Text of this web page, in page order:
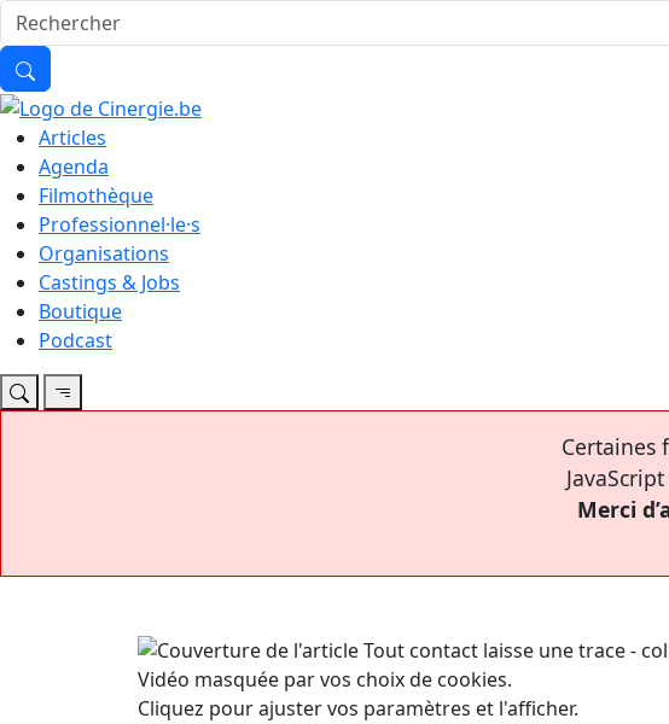
Articles
Agenda
Filmothèque
Professionnel·le·s
Organisations
Castings & Jobs
Boutique
Podcast
Certaines
Merci
Vidéo masquée par vos choix de cookies.
Cliquez pour ajuster vos paramètres et l'afficher.